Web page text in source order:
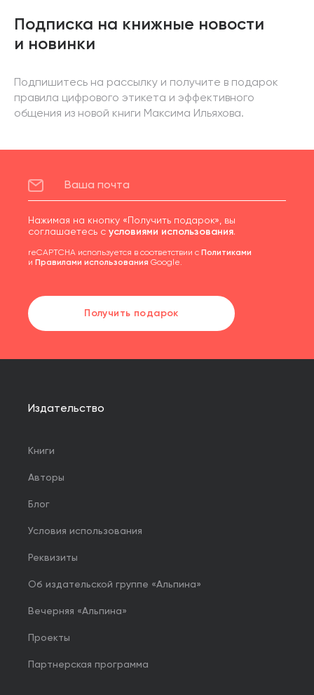
Подписка на книжные новости
и новинки
Подпишитесь на рассылку и получите в подарок
правила цифрового этикета и эффективного
общения из новой книги Максима Ильяхова.
Нажимая на кнопку «Получить подарок», вы
соглашаетесь с условиями использования.
reCAPTCHA используется в соответствии с Политиками
и Правилами использования Google.
Получить подарок
Издательство
Книги
Авторы
Блог
Условия использования
Реквизиты
Об издательской группе «Альпина»
Вечерняя «Альпина»
Проекты
Партнерская программа